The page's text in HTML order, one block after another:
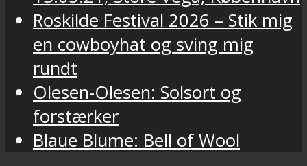
Roskilde Festival 2026 – Stik mig
en cowboyhat og sving mig
rundt
Olesen-Olesen: Solsort og
forstærker
Blaue Blume: Bell of Wool